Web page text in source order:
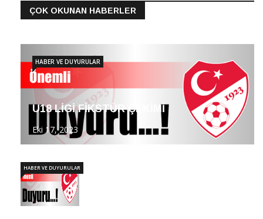
ÇOK OKUNAN HABERLER
U18 LİGİ FİKSTÜR ÇEKİMİ
Eki 17, 2023
HABER VE DUYURULAR
HABER VE DUYURULAR